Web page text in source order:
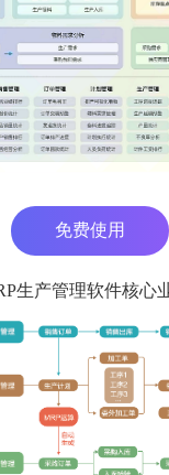
免费使用
生产管理软件核心